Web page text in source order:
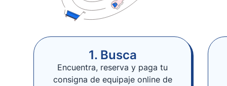
1. Busca
Encuentra, reserva y paga tu
consigna de equipaje online de